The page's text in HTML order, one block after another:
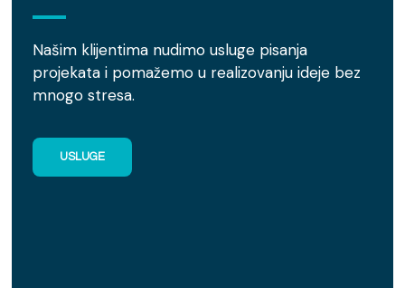
Našim klijentima nudimo usluge pisanja
projekata i pomažemo u realizovanju ideje bez
mnogo stresa.
USLUGE